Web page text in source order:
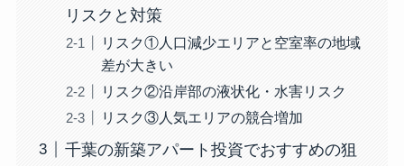
リスクと対策
リスク①人口減少エリアと空室率の地域
差が大きい
リスク②沿岸部の液状化・水害リスク
リスク③人気エリアの競合増加
千葉の新築アパート投資でおすすめの狙